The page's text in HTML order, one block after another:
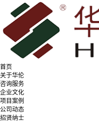
首页
关于华伦
咨询服务
企业文化
项目案例
公司动态
招贤纳士